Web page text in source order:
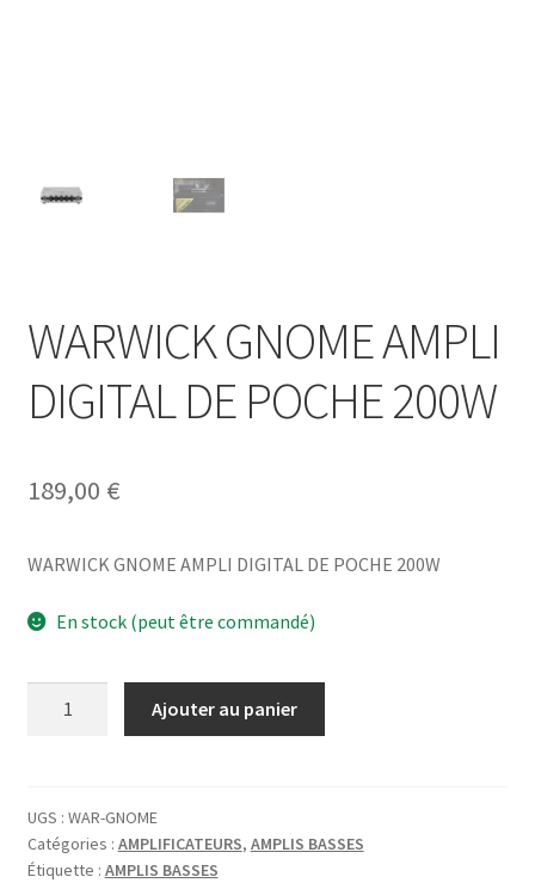
WARWICK GNOME AMPLI
DIGITAL DE POCHE 200W
189,00 €
WARWICK GNOME AMPLI DIGITAL DE POCHE 200W
En stock (peut être commandé)
AMPLI
DIGITAL
DE
Ajouter au panier
UGS : WAR-GNOME
Catégories : AMPLIFICATEURS, AMPLIS BASSES
Étiquette : AMPLIS BASSES